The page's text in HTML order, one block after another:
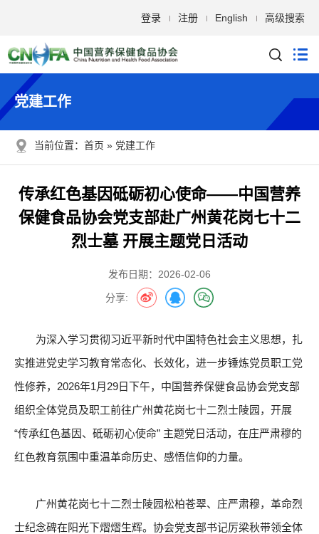
登录 注册 English 高级搜索
党建工作
当前位置： 首页 党建工作
传承红色基因砥砺初心使命——中国营养
保健食品协会党支部赴广州黄花岗七十二
烈士墓 开展主题党日活动
发布日期：2026-02-06
分享:
为深入学习贯彻习近平新时代中国特色社会主义思想，扎
实推进党史学习教育常态化、长效化，进一步锤炼党员职工党
性修养，2026年1月29日下午，中国营养保健食品协会党支部
组织全体党员及职工前往广州黄花岗七十二烈士陵园，开展
“传承红色基因、砥砺初心使命” 主题党日活动，在庄严肃穆的
红色教育氛围中重温革命历史、感悟信仰的力量。
广州黄花岗七十二烈士陵园松柏苍翠、庄严肃穆，革命烈
士纪念碑在阳光下熠熠生辉。协会党支部书记厉梁秋带领全体